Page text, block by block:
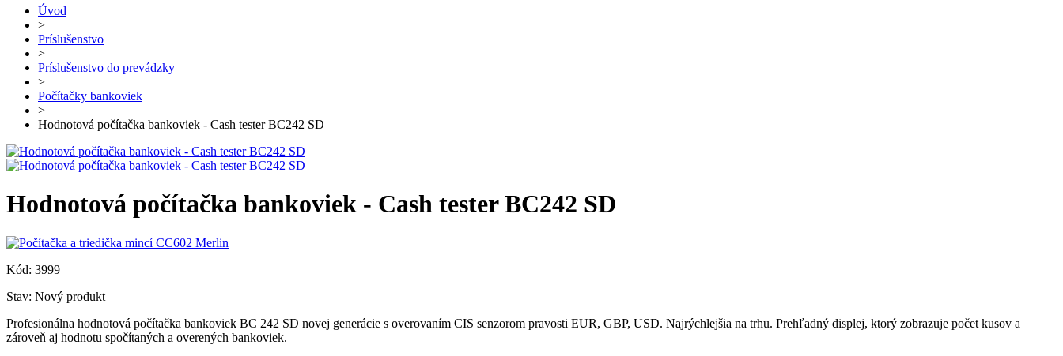
Úvod
>
Príslušenstvo
>
Príslušenstvo do prevádzky
>
Počítačky bankoviek
>
Hodnotová počítačka bankoviek - Cash tester BC242 SD
Hodnotová počítačka bankoviek - Cash tester BC242 SD
Kód: 3999
Stav: Nový produkt
Profesionálna hodnotová počítačka bankoviek BC 242 SD novej generácie s overovaním CIS senzorom pravosti EUR, GBP, USD. Najrýchlejšia na trhu. Prehľadný displej, ktorý zobrazuje počet kusov a
zároveň aj hodnotu spočítaných a overených bankoviek.